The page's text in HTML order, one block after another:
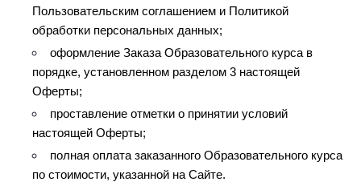
Пользовательским соглашением и Политикой
обработки персональных данных;
оформление Заказа Образовательного курса в
порядке, установленном разделом 3 настоящей
Оферты;
проставление отметки о принятии условий
настоящей Оферты;
полная оплата заказанного Образовательного курса
по стоимости, указанной на Сайте.